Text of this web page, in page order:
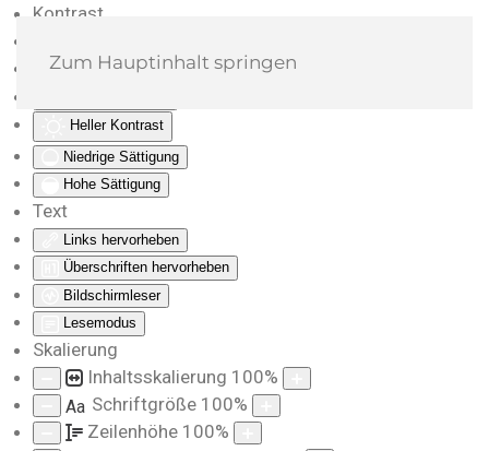
Kontrast
Monochrom
Heller Kontrast
Niedrige Sättigung
Hohe Sättigung
Text
Links hervorheben
Überschriften hervorheben
Bildschirmleser
Lesemodus
Skalierung
Inhaltsskalierung 100%
Aa Schriftgröße 100%
Zeilenhöhe 100%
Zum Hauptinhalt springen